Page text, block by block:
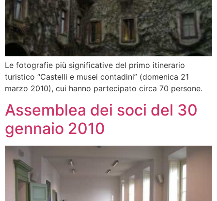
Le fotografie più significative del primo itinerario
turistico “Castelli e musei contadini” (domenica 21
marzo 2010), cui hanno partecipato circa 70 persone.
Assemblea dei soci del 30
gennaio 2010